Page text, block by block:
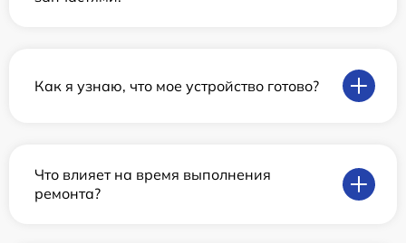
Как я узнаю, что мое устройство готово?
Что влияет на время выполнения
ремонта?